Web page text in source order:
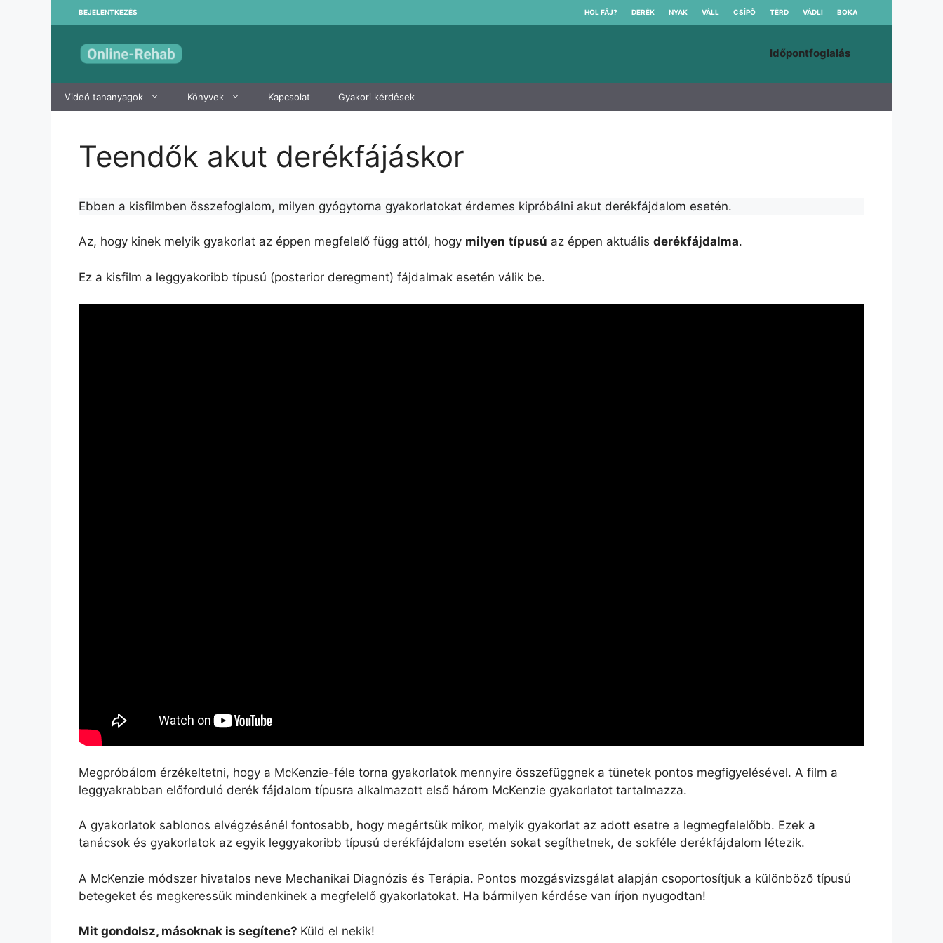
BEJELENTKEZÉS HOL FÁJ? DERÉK NYAK VÁLL CSÍPŐ TÉRD VÁDLI BOKA
Időpontfoglalás
Videó tananyagok Könyvek Kapcsolat Gyakori kérdések
Teendők akut derékfájáskor
Ebben a kisfilmben összefoglalom, milyen gyógytorna gyakorlatokat érdemes kipróbálni akut derékfájdalom esetén.
Az, hogy kinek melyik gyakorlat az éppen megfelelő függ attól, hogy milyen típusú az éppen aktuális derékfájdalma.
Ez a kisfilm a leggyakoribb típusú (posterior deregment) fájdalmak esetén válik be.
Megpróbálom érzékeltetni, hogy a McKenzie-féle torna gyakorlatok mennyire összefüggnek a tünetek pontos megfigyelésével. A film a
leggyakrabban előforduló derék fájdalom típusra alkalmazott első három McKenzie gyakorlatot tartalmazza.
A gyakorlatok sablonos elvégzésénél fontosabb, hogy megértsük mikor, melyik gyakorlat az adott esetre a legmegfelelőbb. Ezek a
tanácsok és gyakorlatok az egyik leggyakoribb típusú derékfájdalom esetén sokat segíthetnek, de sokféle derékfájdalom létezik.
A McKenzie módszer hivatalos neve Mechanikai Diagnózis és Terápia. Pontos mozgásvizsgálat alapján csoportosítjuk a különböző típusú
betegeket és megkeressük mindenkinek a megfelelő gyakorlatokat. Ha bármilyen kérdése van írjon nyugodtan!
Mit gondolsz, másoknak is segítene? Küld el nekik!